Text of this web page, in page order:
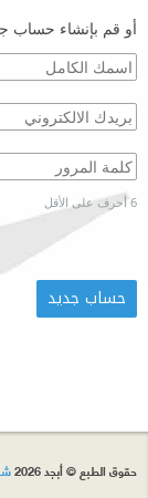
أو قم بإنشاء حساب
6 أحرف على الأقل
حقوق الطبع © أبجد 2026